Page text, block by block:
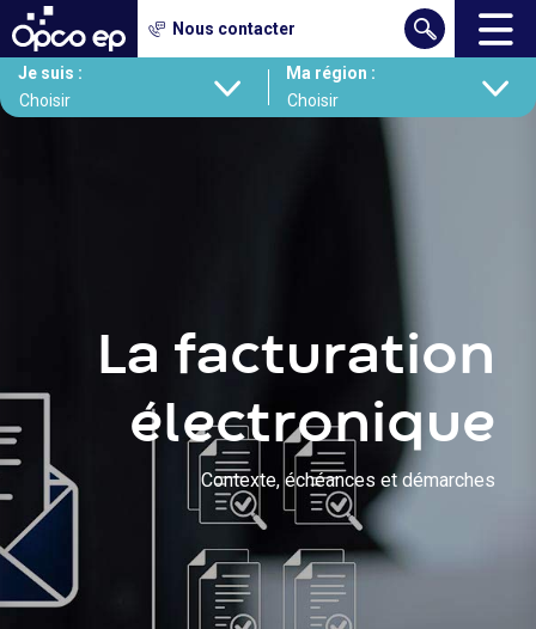
Gestion des cookies
Aller
contenu
Je suis : Ma région :
Nous contacter
Contenu
La facturation
électronique
Contexte, échéances et démarches